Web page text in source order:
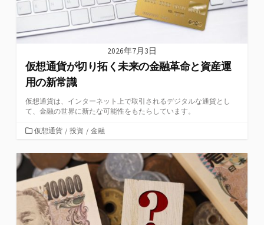
2026年7月3日
仮想通貨が切り拓く未来の金融革命と資産運
用の新常識
仮想通貨は、インターネット上で取引されるデジタルな通貨とし
て、金融の世界に新たな可能性をもたらしています。
カ
ゴ
リ
ー
仮想通貨 / 投資 / 金融